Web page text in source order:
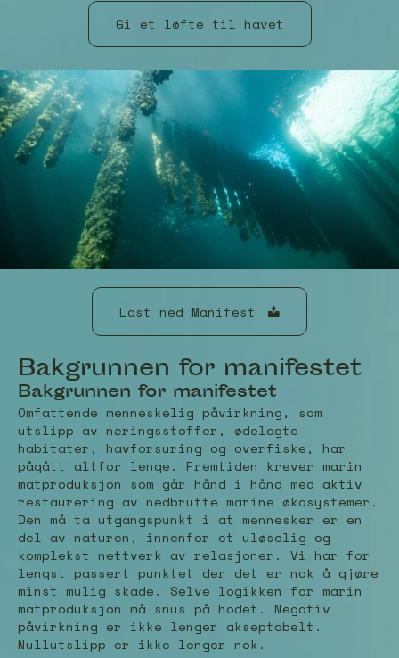
Gi et løfte til havet
Last ned Manifest
Bakgrunnen for manifestet
Bakgrunnen for manifestet
Omfattende menneskelig påvirkning, som
utslipp av næringsstoffer, ødelagte
habitater, havforsuring og overfiske, har
pågått altfor lenge. Fremtiden krever marin
matproduksjon som går hånd i hånd med aktiv
restaurering av nedbrutte marine økosystemer.
Den må ta utgangspunkt i at mennesker er en
del av naturen, innenfor et uløselig og
komplekst nettverk av relasjoner. Vi har for
lengst passert punktet der det er nok å gjøre
minst mulig skade. Selve logikken for marin
matproduksjon må snus på hodet. Negativ
påvirkning er ikke lenger akseptabelt.
Nullutslipp er ikke lenger nok.